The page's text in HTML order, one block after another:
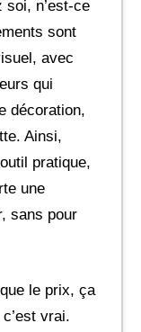
soi, n’est-ce
sont
avec
qui
décoration,
Ainsi,
pratique,
une
sans pour
le prix, ça
vrai.